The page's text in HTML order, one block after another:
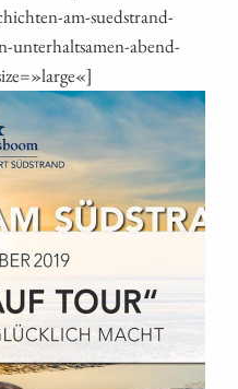
am-suedstrand-
unterhaltsamen-abend-